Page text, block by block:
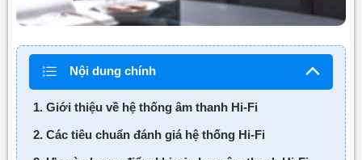
Nội dung chính
1. Giới thiệu về hệ thống âm thanh Hi-Fi
2. Các tiêu chuẩn đánh giá hệ thống Hi-Fi